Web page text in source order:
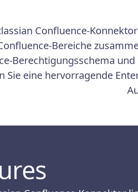
Confluence-
Bereiche
Berechtigungsschema
Sie eine hervorragende